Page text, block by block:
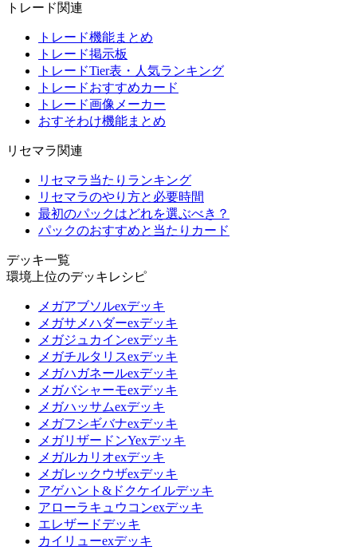
トレード関連
トレード機能まとめ
トレード掲示板
トレードTier表・人気ランキング
トレードおすすめカード
トレード画像メーカー
おすそわけ機能まとめ
リセマラ関連
リセマラ当たりランキング
リセマラのやり方と必要時間
最初のパックはどれを選ぶべき？
パックのおすすめと当たりカード
デッキ一覧
環境上位のデッキレシピ
メガアブソルexデッキ
メガサメハダーexデッキ
メガジュカインexデッキ
メガチルタリスexデッキ
メガハガネールexデッキ
メガバシャーモexデッキ
メガハッサムexデッキ
メガフシギバナexデッキ
メガリザードンYexデッキ
メガルカリオexデッキ
メガレックウザexデッキ
アゲハント&ドクケイルデッキ
アローラキュウコンexデッキ
エレザードデッキ
カイリューexデッキ